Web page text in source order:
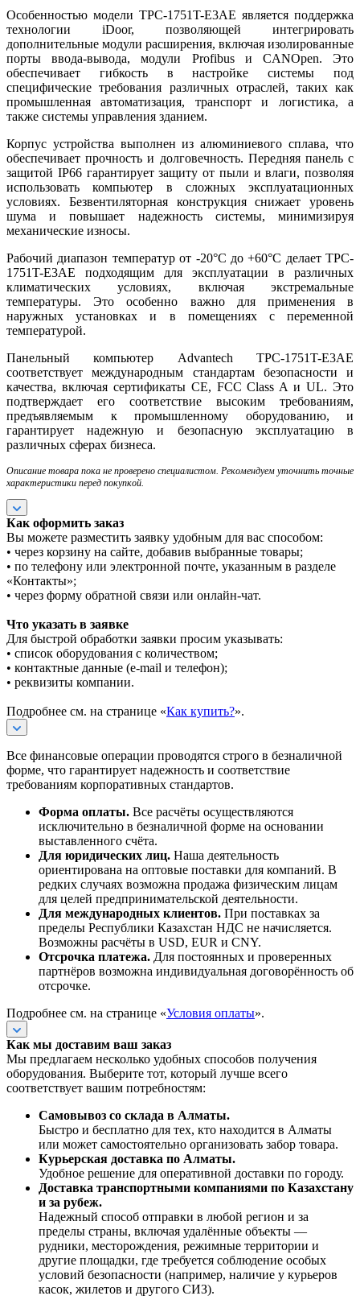
Особенностью модели TPC-1751T-E3AE является поддержка
технологии iDoor, позволяющей интегрировать
дополнительные модули расширения, включая изолированные
порты ввода-вывода, модули Profibus и CANOpen. Это
обеспечивает гибкость в настройке системы под
специфические требования различных отраслей, таких как
промышленная автоматизация, транспорт и логистика, а
также системы управления зданием.
Корпус устройства выполнен из алюминиевого сплава, что
обеспечивает прочность и долговечность. Передняя панель с
защитой IP66 гарантирует защиту от пыли и влаги, позволяя
использовать компьютер в сложных эксплуатационных
условиях. Безвентиляторная конструкция снижает уровень
шума и повышает надежность системы, минимизируя
механические износы.
Рабочий диапазон температур от -20°C до +60°C делает TPC-
1751T-E3AE подходящим для эксплуатации в различных
климатических условиях, включая экстремальные
температуры. Это особенно важно для применения в
наружных установках и в помещениях с переменной
температурой.
Панельный компьютер Advantech TPC-1751T-E3AE
соответствует международным стандартам безопасности и
качества, включая сертификаты CE, FCC Class A и UL. Это
подтверждает его соответствие высоким требованиям,
предъявляемым к промышленному оборудованию, и
гарантирует надежную и безопасную эксплуатацию в
различных сферах бизнеса.
Описание товара пока не проверено специалистом. Рекомендуем уточнить точные
характеристики перед покупкой.
Как оформить заказ
Вы можете разместить заявку удобным для вас способом:
• через корзину на сайте, добавив выбранные товары;
• по телефону или электронной почте, указанным в разделе
«Контакты»;
• через форму обратной связи или онлайн-чат.
Что указать в заявке
Для быстрой обработки заявки просим указывать:
• список оборудования с количеством;
• контактные данные (e-mail и телефон);
• реквизиты компании.
Подробнее см. на странице «Как купить?».
Все финансовые операции проводятся строго в безналичной
форме, что гарантирует надежность и соответствие
требованиям корпоративных стандартов.
Форма оплаты. Все расчёты осуществляются
исключительно в безналичной форме на основании
выставленного счёта.
Для юридических лиц. Наша деятельность
ориентирована на оптовые поставки для компаний. В
редких случаях возможна продажа физическим лицам
для целей предпринимательской деятельности.
Для международных клиентов. При поставках за
пределы Республики Казахстан НДС не начисляется.
Возможны расчёты в USD, EUR и CNY.
Отсрочка платежа. Для постоянных и проверенных
партнёров возможна индивидуальная договорённость об
отсрочке.
Подробнее см. на странице «Условия оплаты».
Как мы доставим ваш заказ
Мы предлагаем несколько удобных способов получения
оборудования. Выберите тот, который лучше всего
соответствует вашим потребностям:
Самовывоз со склада в Алматы.
Быстро и бесплатно для тех, кто находится в Алматы
или может самостоятельно организовать забор товара.
Курьерская доставка по Алматы.
Удобное решение для оперативной доставки по городу.
Доставка транспортными компаниями по Казахстану
и за рубеж.
Надежный способ отправки в любой регион и за
пределы страны, включая удалённые объекты —
рудники, месторождения, режимные территории и
другие площадки, где требуется соблюдение особых
условий безопасности (например, наличие у курьеров
касок, жилетов и другого СИЗ).